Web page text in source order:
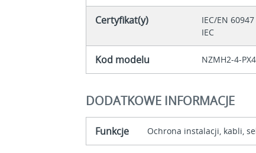
Certyfikat(y)
IEC/EN 60947
IEC
Kod modelu NZMH2-4-
DODATKOWE INFORMACJE
Funkcje Ochrona instalacji, kabli,